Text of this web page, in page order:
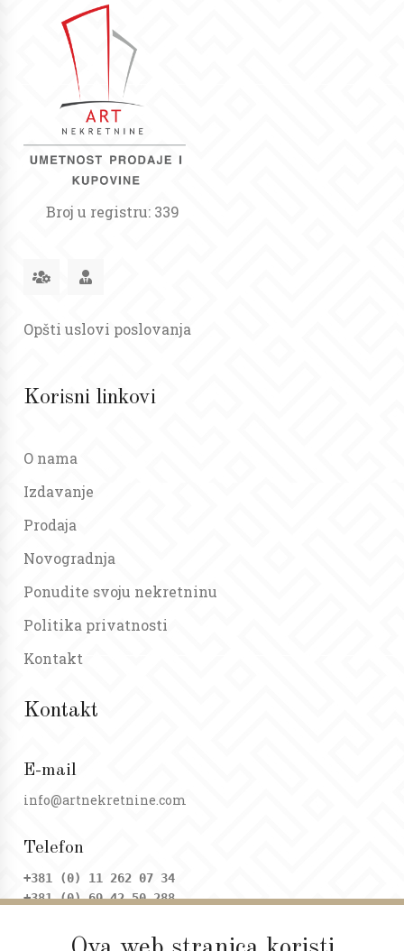
Broj u registru: 339
Opšti uslovi poslovanja
Korisni linkovi
O nama
Izdavanje
Prodaja
Novogradnja
Ponudite svoju nekretninu
Politika privatnosti
Kontakt
Kontakt
E-mail
info@artnekretnine.com
Telefon
+381 (0) 11 262 07 34
+381 (0) 69 42 50 288
Adresa